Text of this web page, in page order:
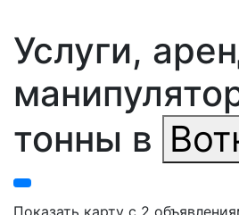
Услуги,
тонны в
Показать карту с 2